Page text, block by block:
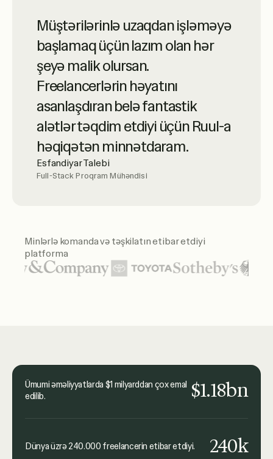
Ruul yüksək səviyyəli müştəri
xidməti zirvəsi ilə qabaqcıl onlayn
xidmətlərin sinonimidir. Onlar çox
peşəkardır – mütləq tövsiyə
edirəm.
Luciano Landaeta
Müştərilərinlə uzaqdan işləməyə
başlamaq üçün lazım olan hər
şeyə malik olursan.
Freelancerlərin həyatını
asanlaşdıran belə fantastik
alətlər təqdim etdiyi üçün Ruul-a
həqiqətən minnətdaram.
Esfandiyar Talebi
Full-Stack Proqram Mühəndisi
etməyə kömək etdi. Həmçinin
sorğularımın həll edilmə
Minlərlə komanda və təşkilatın etibar etdiyi
platforma
Ümumi əməliyyatlarda $1 milyarddan çox emal
edilib.
$1.18bn
Dünya üzrə 240.000 freelancerin etibar etdiyi. 240k